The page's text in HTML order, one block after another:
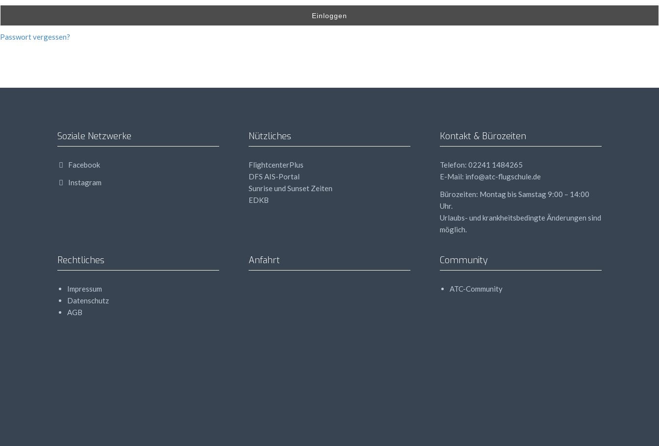
Einloggen
Passwort vergessen?
Soziale Netzwerke
Facebook
Instagram
Nützliches
FlightcenterPlus
DFS AIS-Portal
Sunrise und Sunset Zeiten
EDKB
Kontakt & Bürozeiten
Telefon: 02241 1484265
E-Mail: info@atc-flugschule.de
Bürozeiten: Montag bis Samstag 9:00 – 14:00
Uhr.
Urlaubs- und krankheitsbedingte Änderungen sind
möglich.
Rechtliches
Impressum
Datenschutz
AGB
Anfahrt Community
ATC-Community